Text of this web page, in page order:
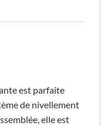
est parfaite
de nivellement
elle est